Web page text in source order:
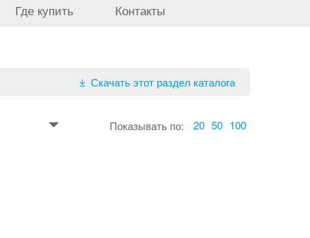
Где купить Контакты
Скачать этот раздел каталога
Показывать по: 20 50 100